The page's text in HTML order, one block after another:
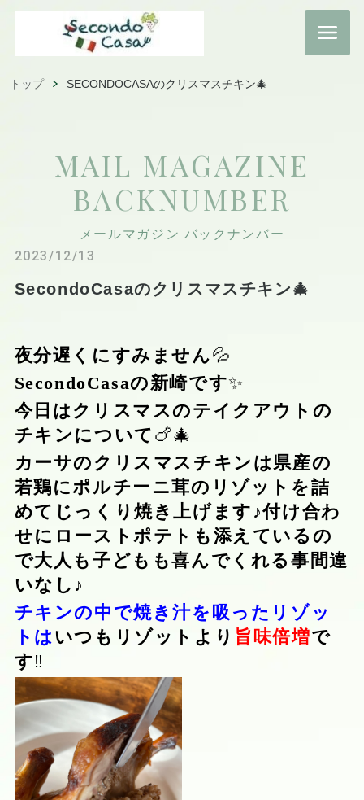
トップ SECONDOCASAのクリスマスチキン🎄
MAIL MAGAZINE
BACKNUMBER
メールマガジン バックナンバー
2023/12/13
SecondoCasaのクリスマスチキン🎄
夜分遅くにすみません💦
SecondoCasaの新崎です✨
今日はクリスマスのテイクアウトの
チキンについて 🍗🎄
カーサのクリスマスチキンは県産の
若鶏にポルチーニ茸のリゾットを詰
めてじっくり焼き上げます♪付け合わ
せにローストポテトも添えているの
で大人も子どもも喜んでくれる事間違
いなし♪
チキンの中で焼き汁を吸ったリゾッ
トは いつもリゾットより 旨味倍増で
す‼️